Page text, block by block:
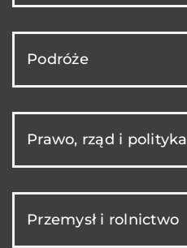
Podróże
Prawo, rząd i polityka
Przemysł i rolnictwo